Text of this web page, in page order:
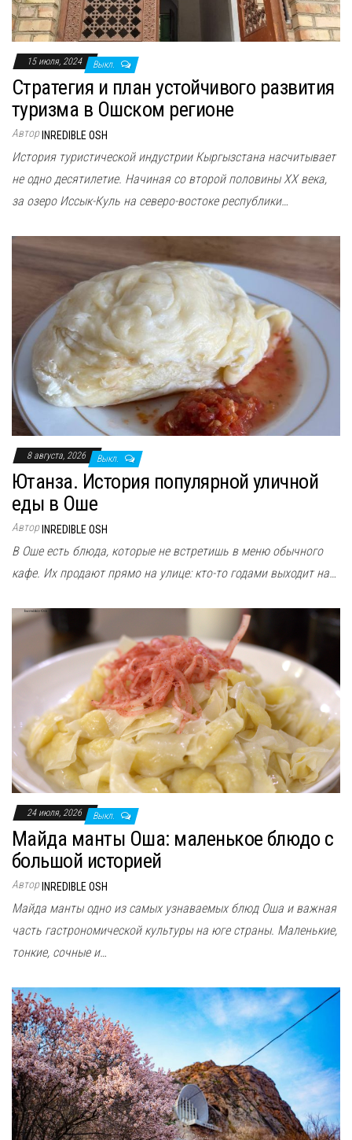
15 июля, 2024 Выкл.
Стратегия и план устойчивого развития
туризма в Ошском регионе
Автор INREDIBLE OSH
История туристической индустрии Кыргызстана насчитывает
не одно десятилетие. Начиная со второй половины XX века,
за озеро Иссык-Куль на северо-востоке республики…
8 августа, 2026 Выкл.
Ютанза. История популярной уличной
еды в Оше
Автор INREDIBLE OSH
В Оше есть блюда, которые не встретишь в меню обычного
кафе. Их продают прямо на улице: кто-то годами выходит на…
24 июля, 2026 Выкл.
Майда манты Оша: маленькое блюдо с
большой историей
Автор INREDIBLE OSH
Майда манты одно из самых узнаваемых блюд Оша и важная
часть гастрономической культуры на юге страны. Маленькие,
тонкие, сочные и…